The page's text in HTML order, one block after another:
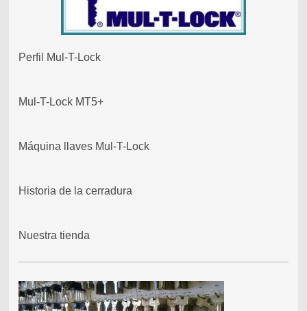
Perfil Mul-T-Lock
Mul-T-Lock MT5+
Máquina llaves Mul-T-Lock
Historia de la cerradura
Nuestra tienda